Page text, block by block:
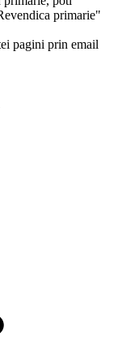
primarie"
pagini prin email